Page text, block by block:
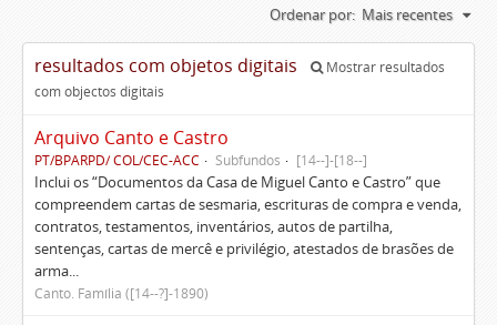
Ordenar por: Mais recentes
resultados com objetos digitais
Mostrar resultados
com objectos digitais
Arquivo Canto e Castro
PT/BPARPD/ COL/CEC-ACC Subfundos [14--]-[18--]
Inclui os “Documentos da Casa de Miguel Canto e Castro” que
compreendem cartas de sesmaria, escrituras de compra e venda,
contratos, testamentos, inventários, autos de partilha,
sentenças, cartas de mercê e privilégio, atestados de brasões de
arma...
Canto. Família ([14--?]-1890)